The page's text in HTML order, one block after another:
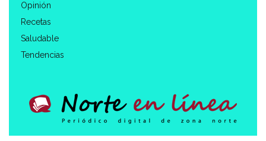
Opinión
Recetas
Saludable
Tendencias